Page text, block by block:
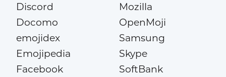
Discord
Docomo
emojidex
Emojipedia
Facebook
Mozilla
OpenMoji
Samsung
Skype
SoftBank